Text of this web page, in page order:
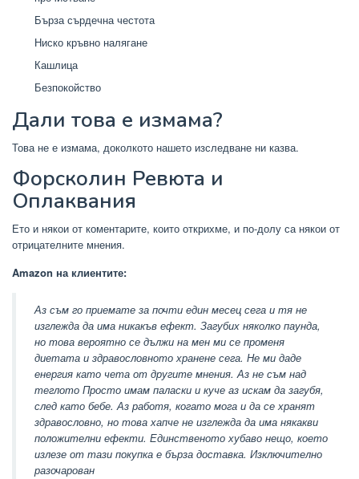
Бърза сърдечна честота
Ниско кръвно налягане
Кашлица
Безпокойство
Дали това е измама?
Това не е измама, доколкото нашето изследване ни казва.
Форсколин Ревюта и
Оплаквания
Ето и някои от коментарите, които открихме, и по-долу са някои от
отрицателните мнения.
Amazon на клиентите:
Аз съм го приемате за почти един месец сега и тя не
изглежда да има никакъв ефект. Загубих няколко паунда,
но това вероятно се дължи на мен ми се променя
диетата и здравословното хранене сега. Не ми даде
енергия като чета от другите мнения. Аз не съм над
теглото Просто имам паласки и куче аз искам да загубя,
след като бебе. Аз работя, когато мога и да се хранят
здравословно, но това хапче не изглежда да има някакви
положителни ефекти. Единственото хубаво нещо, което
излезе от тази покупка е бърза доставка. Изключително
разочарован